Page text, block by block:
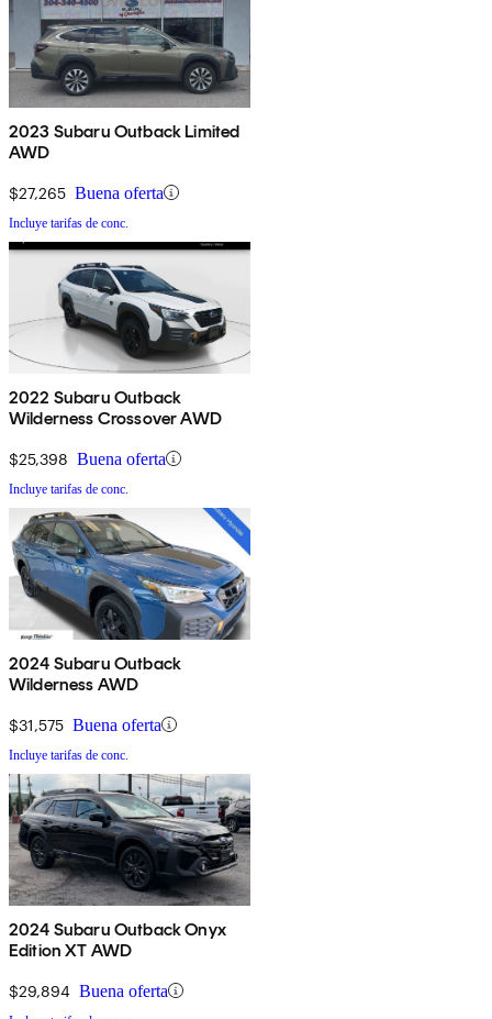
2023 Subaru Outback Limited
AWD
$27,265 Buena oferta
Incluye tarifas de conc.
2022 Subaru Outback
Wilderness Crossover AWD
$25,398 Buena oferta
Incluye tarifas de conc.
2024 Subaru Outback
Wilderness AWD
$31,575 Buena oferta
Incluye tarifas de conc.
2024 Subaru Outback Onyx
Edition XT AWD
$29,894 Buena oferta